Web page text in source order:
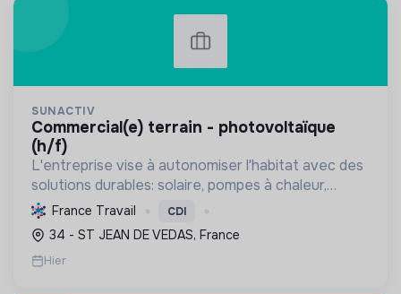
SUNACTIV
commercial(e) terrain - photovoltaïque
(h/f)
L'entreprise vise à autonomiser l'habitat avec des
solutions durables: solaire, pompes à chaleur,
isolation, etc. Elle aide à réduire l'empreinte
carbone et les factures énergétiques. Elle détient
le ...
France Travail CDI
34 - ST JEAN DE VEDAS, France
Hier